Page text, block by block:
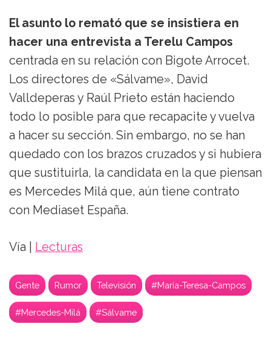
El asunto lo remató que se insistiera en
hacer una entrevista a Terelu Campos
centrada en su relación con Bigote Arrocet.
Los directores de «Sálvame», David
Valldeperas y Raúl Prieto están haciendo
todo lo posible para que recapacite y vuelva
a hacer su sección. Sin embargo, no se han
quedado con los brazos cruzados y si hubiera
que sustituirla, la candidata en la que piensan
es Mercedes Milá que, aún tiene contrato
con Mediaset España.
Vía | Lecturas
Gente Rumor Televisión #María-Teresa-Campos
#Mercedes-Milá #Sálvame